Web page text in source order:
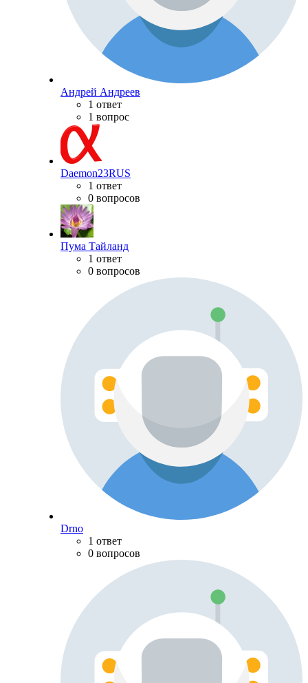
Андрей Андреев
1 ответ
1 вопрос
Daemon23RUS
1 ответ
0 вопросов
Пума Тайланд
1 ответ
0 вопросов
Drno
1 ответ
0 вопросов